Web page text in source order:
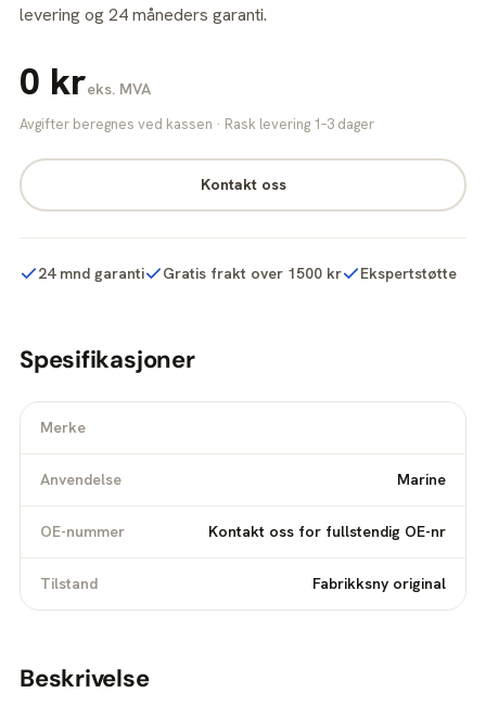
levering og 24 måneders garanti.
0 kreks. MVA
Avgifter beregnes ved kassen · Rask levering 1–3 dager
Kontakt oss
24 mnd garanti Gratis frakt over 1500 kr Ekspertstøtte
Spesifikasjoner
Merke
Anvendelse Marine
OE-nummer Kontakt oss for fullstendig OE-nr
Tilstand Fabrikksny original
Beskrivelse